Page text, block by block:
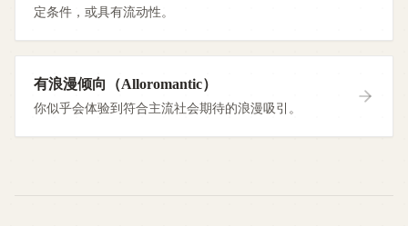
定条件，或具有流动性。
有浪漫倾向（Alloromantic）
你似乎会体验到符合主流社会期待的浪漫吸引。